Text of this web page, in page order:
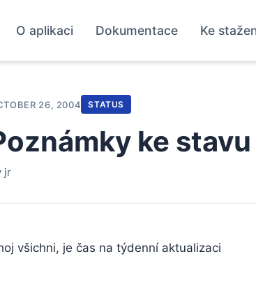
O aplikaci Dokumentace Ke
26, 2004 STATUS
ke
jr
všichni, je čas na týdenní aktualizaci